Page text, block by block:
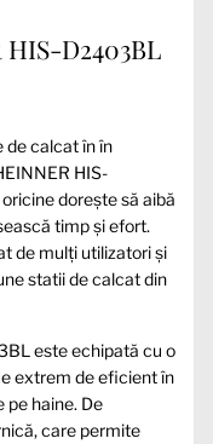
HIS-D2403BL
de calcat în în
HIS-
dorește să aibă
timp și efort.
de mulți utilizatori și
statii de calcat din
este echipată cu o
extrem de eficient în
pe haine. De
care permite